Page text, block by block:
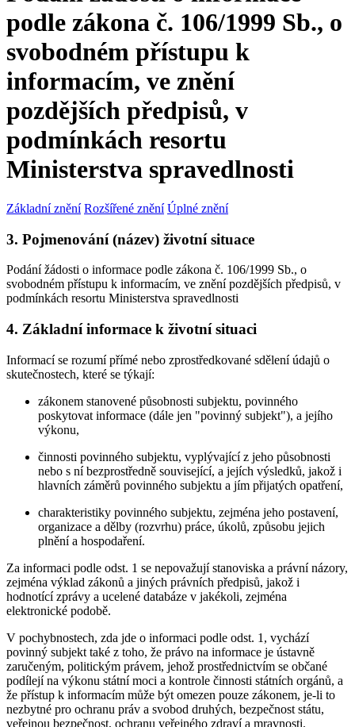
podle zákona č. 106/1999 Sb., o
svobodném přístupu k
informacím, ve znění
pozdějších předpisů, v
podmínkách resortu
Ministerstva spravedlnosti
Základní znění Rozšířené znění Úplné znění
3. Pojmenování (název) životní situace
Podání žádosti o informace podle zákona č. 106/1999 Sb., o
svobodném přístupu k informacím, ve znění pozdějších předpisů, v
podmínkách resortu Ministerstva spravedlnosti
4. Základní informace k životní situaci
Informací se rozumí přímé nebo zprostředkované sdělení údajů o
skutečnostech, které se týkají:
zákonem stanovené působnosti subjektu, povinného
poskytovat informace (dále jen "povinný subjekt"), a jejího
výkonu,
činnosti povinného subjektu, vyplývající z jeho působnosti
nebo s ní bezprostředně související, a jejích výsledků, jakož i
hlavních záměrů povinného subjektu a jím přijatých opatření,
charakteristiky povinného subjektu, zejména jeho postavení,
organizace a dělby (rozvrhu) práce, úkolů, způsobu jejich
plnění a hospodaření.
Za informaci podle odst. 1 se nepovažují stanoviska a právní názory,
zejména výklad zákonů a jiných právních předpisů, jakož i
hodnotící zprávy a ucelené databáze v jakékoli, zejména
elektronické podobě.
V pochybnostech, zda jde o informaci podle odst. 1, vychází
povinný subjekt také z toho, že právo na informace je ústavně
zaručeným, politickým právem, jehož prostřednictvím se občané
podílejí na výkonu státní moci a kontrole činnosti státních orgánů, a
že přístup k informacím může být omezen pouze zákonem, je-li to
nezbytné pro ochranu práv a svobod druhých, bezpečnost státu,
veřejnou bezpečnost, ochranu veřejného zdraví a mravnosti.